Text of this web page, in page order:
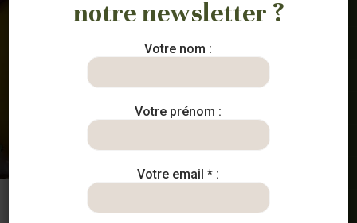
Risotto
d’asperges
blanches
notre newsletter ?
Votre nom :
Votre prénom :
Votre email * :